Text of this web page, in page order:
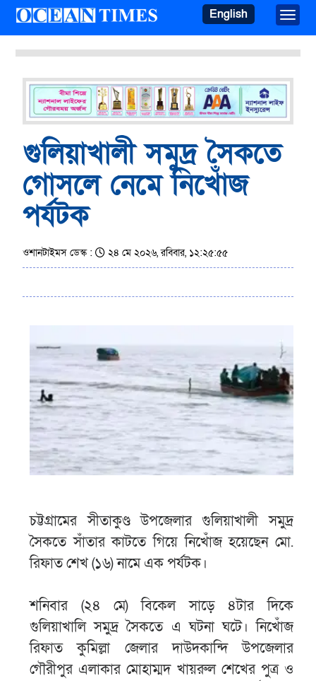
English
গুলিয়াখালী সমুদ্র সৈকতে
গোসলে নেমে নিখোঁজ
পর্যটক
ওশানটাইমস ডেস্ক : ২৪ মে ২০২৬, রবিবার, ১২:২৫:৫৫
চট্টগ্রামের সীতাকুণ্ড উপজেলার গুলিয়াখালী সমুদ্র
সৈকতে সাঁতার কাটতে গিয়ে নিখোঁজ হয়েছেন মো.
রিফাত শেখ (১৬) নামে এক পর্যটক।
শনিবার (২৪ মে) বিকেল সাড়ে ৪টার দিকে
গুলিয়াখালি সমুদ্র সৈকতে এ ঘটনা ঘটে। নিখোঁজ
রিফাত কুমিল্লা জেলার দাউদকান্দি উপজেলার
গৌরীপুর এলাকার মোহাম্মদ খায়রুল শেখের পুত্র ও